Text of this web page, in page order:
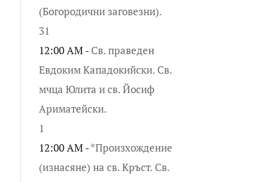
(Богородични заговезни).
31
12:00 AM - Св. праведен
Евдоким Кападокийски. Св.
мчца Юлита и св. Йосиф
Ариматейски.
1
12:00 AM -*Произхождение
(изнасяне) на св. Кръст. Св.